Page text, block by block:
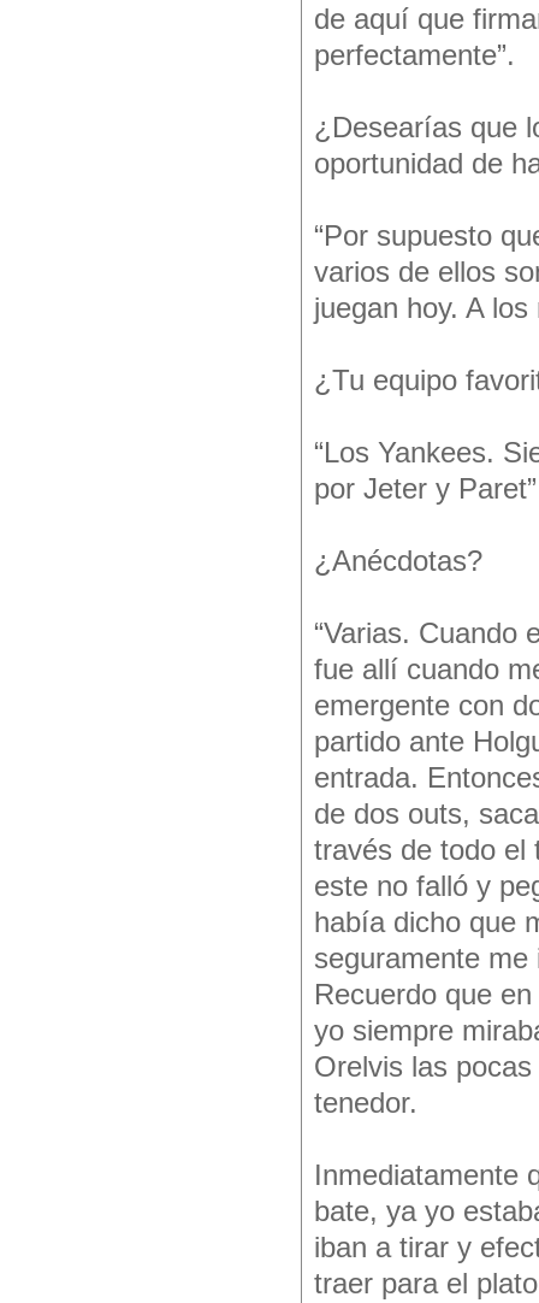
de aquí que
perfectamente”.
¿Desearías que
oportunidad de
“Por supuesto
varios de ellos
juegan hoy. A
¿Tu equipo
“Los Yankees.
por Jeter y
¿Anécdotas?
“Varias. Cuando
fue allí cuando
emergente con
partido ante
entrada.
de dos outs,
través de todo el
este no falló y
había dicho que
seguramente
Recuerdo que
yo siempre
Orelvis las
tenedor.
Inmediatamente
bate, ya yo
iban a tirar y
traer para el